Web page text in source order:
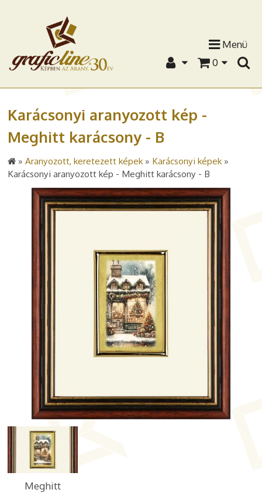
Menü
0
Karácsonyi aranyozott kép -
Meghitt karácsony - B
» Aranyozott, keretezett képek» Karácsonyi képek»
Karácsonyi aranyozott kép - Meghitt karácsony - B
Meghitt